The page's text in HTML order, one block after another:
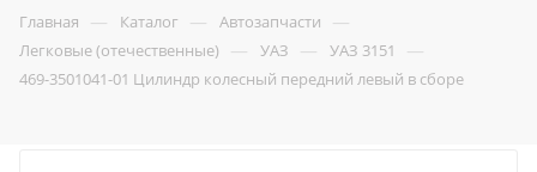
Главная — Каталог — Автозапчасти —
Легковые (отечественные) — УАЗ — УАЗ 3151 —
469-3501041-01 Цилиндр колесный передний левый в сборе